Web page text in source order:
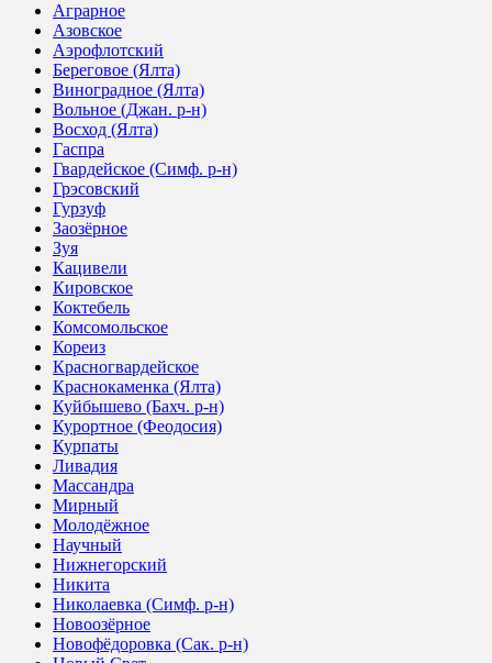
Аграрное
Азовское
Аэрофлотский
Береговое (Ялта)
Виноградное (Ялта)
Вольное (Джан. р-н)
Восход (Ялта)
Гаспра
Гвардейское (Симф. р-н)
Грэсовский
Гурзуф
Заозёрное
Зуя
Кацивели
Кировское
Коктебель
Комсомольское
Кореиз
Красногвардейское
Краснокаменка (Ялта)
Куйбышево (Бахч. р-н)
Курортное (Феодосия)
Курпаты
Ливадия
Массандра
Мирный
Молодёжное
Научный
Нижнегорский
Никита
Николаевка (Симф. р-н)
Новоозёрное
Новофёдоровка (Сак. р-н)